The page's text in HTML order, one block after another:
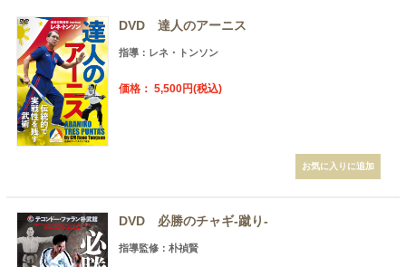
DVD 達人のアーニス
指導：レネ・トンソン
価格： 5,500円(税込)
DVD 必勝のチャギ-蹴り-
指導監修：朴禎賢